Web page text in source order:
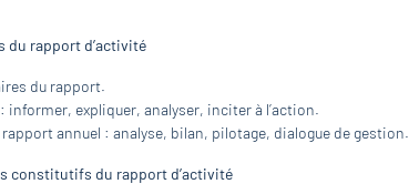
du rapport d’activité
du rapport.
informer, expliquer, analyser, inciter à l’action.
rapport annuel : analyse, bilan, pilotage, dialogue de gestion.
constitutifs du rapport d’activité